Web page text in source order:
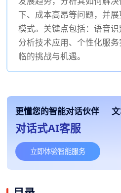
下、成本高昂等问题，并
模式。关键点包括：语音
分析技术应用、个性化服
临的挑战与机遇。
更懂您的智能对话伙伴
对话式AI客服
立即体验智能服务